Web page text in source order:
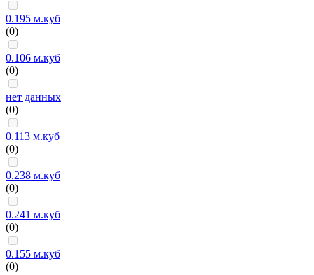
0.195 м.куб
(0)
0.106 м.куб
(0)
нет данных
(0)
0.113 м.куб
(0)
0.238 м.куб
(0)
0.241 м.куб
(0)
0.155 м.куб
(0)